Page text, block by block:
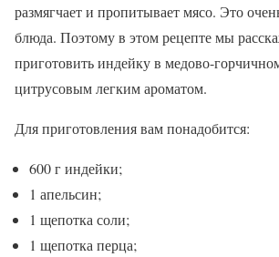
размягчает и пропитывает мясо. Это
блюда. Поэтому в этом рецепте мы
приготовить индейку в медово-
цитрусовым легким ароматом.
Для приготовления вам понадобится:
600 г индейки;
1 апельсин;
1 щепотка соли;
1 щепотка перца;